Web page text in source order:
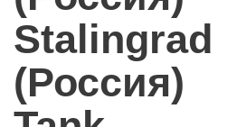
Stalingrad
(Россия)